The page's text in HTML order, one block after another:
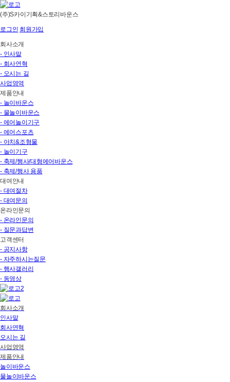
(주)S카이기획&스토리바운스
로그인 회원가입
회사소개
- 인사말
- 회사연혁
- 오시는 길
사업영역
제품안내
- 놀이바운스
- 물놀이바운스
- 에어놀이기구
- 에어스포츠
- 아치&조형물
- 놀이기구
- 축제/행사/대형에어바운스
- 축제/행사 용품
대여안내
- 대여절차
- 대여문의
온라인문의
- 온라인문의
- 질문과답변
고객센터
- 공지사항
- 자주하시는질문
- 행사갤러리
- 동영상
회사소개
인사말
회사연혁
오시는 길
사업영역
제품안내
놀이바운스
물놀이바운스